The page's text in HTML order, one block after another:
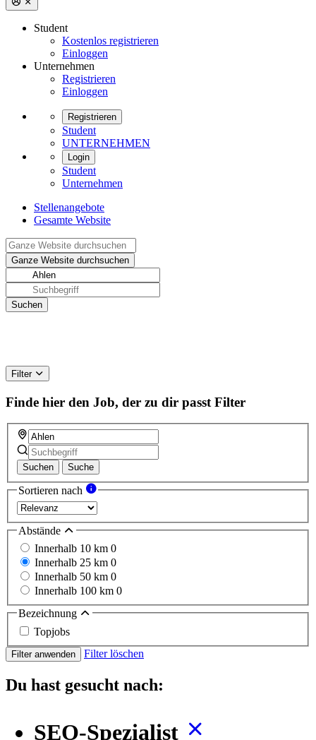
Student
Kostenlos registrieren
Einloggen
Unternehmen
Registrieren
Einloggen
Registrieren
Student
UNTERNEHMEN
Login
Student
Unternehmen
Stellenangebote
Gesamte Website
Filter
Finde hier den Job, der zu dir passt Filter
Suchen Suche
Sortieren nach
Abstände
Innerhalb 10 km 0
Innerhalb 25 km 0
Innerhalb 50 km 0
Innerhalb 100 km 0
Bezeichnung
Topjobs
Filter anwenden Filter löschen
Du hast gesucht nach:
SEO-Spezialist